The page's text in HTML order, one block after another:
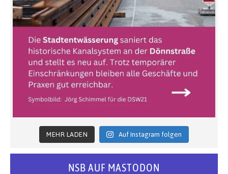
MEHR LADEN Auf Instagram folgen
NSB AUF MASTODON